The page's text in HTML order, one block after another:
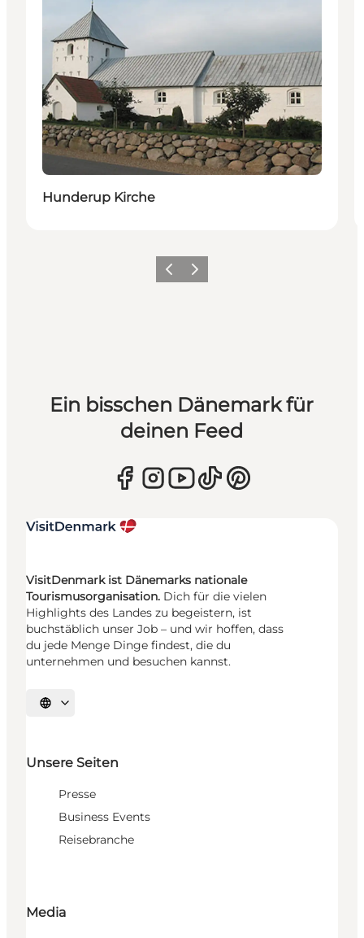
Hunderup Kirche
ZurückWeiter
Ein bisschen Dänemark für
deinen Feed
VisitDenmark ist Dänemarks nationale
Tourismusorganisation. Dich für die vielen
Highlights des Landes zu begeistern, ist
buchstäblich unser Job – und wir hoffen, dass
du jede Menge Dinge findest, die du
unternehmen und besuchen kannst.
Sprache auswählen
Unsere Seiten
Presse
Business Events
Reisebranche
Media